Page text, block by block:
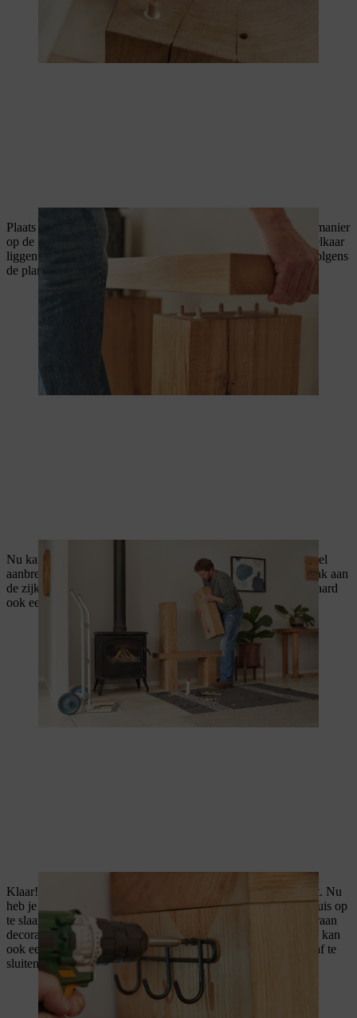
Plaats nu de twee overige houten balken (65 cm) op dezelfde manier
op de plank. Zorg er ook hier voor dat de planken precies op elkaar
liggen en de deuvels volledig in het hout zitten. Bevestig vervolgens
de plank van 70 cm dwars op de twee balken.
Nu kan je op het brandhoutrek nog een houder voor je haardstel
aanbrengen. Bevestig hiervoor gewoon met schroeven een haak aan
de zijkant van je brandhoutrek. Zo heb je in de buurt van de haard
ook een plekje voor de asschep en andere accessoires.
Klaar! Je zelfgemaakte brandhoutrek voor binnen is afgewerkt. Nu
heb je een praktische en stijlvolle manier om je brandhout in huis op
te slaan. Aangezien het brandhoutrek zowel vooraan als achteraan
decoratief is, kan je het zelfs als scheidingswand gebruiken. Je kan
ook een achterwand maken om je brandhoutrek aan één kant af te
sluiten.